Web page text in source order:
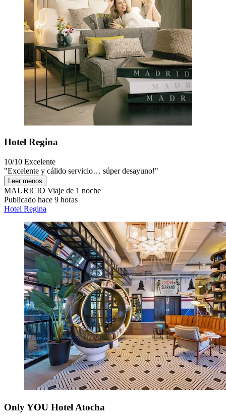
Hotel Regina
10/10 Excelente
"Excelente y cálido servicio… súper desayuno!"
Leer menos
MAURICIO Viaje de 1 noche
Publicado hace 9 horas
Hotel Regina
Only YOU Hotel Atocha